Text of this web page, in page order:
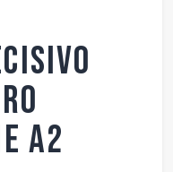
A2